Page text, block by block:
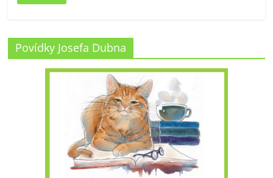
Povídky Josefa Dubna